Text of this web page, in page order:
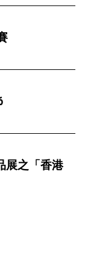
展之「香港